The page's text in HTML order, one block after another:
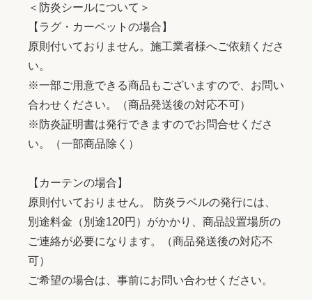
＜防炎シールについて＞
【ラグ・カーペットの場合】
原則付いておりません。施工業者様へご依頼くださ
い。
※一部ご用意できる商品もございますので、お問い
合わせください。（商品発送後の対応不可）
※防炎証明書は発行できますのでお問合せくださ
い。（一部商品除く）
【カーテンの場合】
原則付いておりません。 防炎ラベルの発行には、
別途料金（別途120円）がかかり、商品設置場所の
ご連絡が必要になります。（商品発送後の対応不
可）
ご希望の場合は、事前にお問い合わせください。